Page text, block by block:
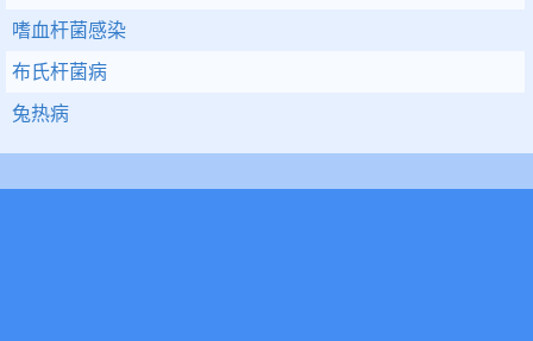
嗜血杆菌感染
布氏杆菌病
兔热病